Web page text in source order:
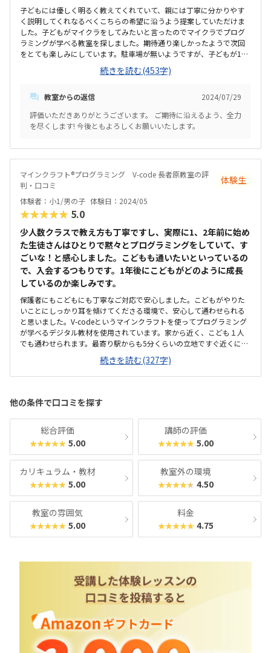
子どもには優しく明るく教えてくれていて、親には丁寧に分かりやす
く説明してくれなるべくこちらの希望に沿うよう提案していただけま
した。子どもがマイクラをしてみたいと言ったのでマイクラでプログ
ラミングが学べる教室を探しました。期待通り楽しかったようで次回
をとても楽しみにしています。駐車場が無いようですが、子どもが1人
で通える距離なのでうちはそんなに困ることはないと思います。まわ
りの子たちも静かに勉強していて集中できる環境だと思いました。内
習い事としては高いかなと思いますが、プログラミング教室としては
たマイクラができて大満足でした。また先生も優しく丁寧に教えてく
れる先生と、アイテムを出す？手伝いをしてくれたおもしろい先生が
しても希望に沿った価格と日数を提案して頂けて、たまたま近くに良
い教室があって良かったと思いました。
続きを読む(453字)
教室からの返信
2024/07/29
評価いただきありがとうございます。 ご期待に沿えるよう、全力
を尽くします! 今後ともよろしくお願いいたします。
マインクラフト®プログラミング V-code 長者原教室の評
判・口コミ
体験生
体験者：小1/男の子 体験日：2024/05
★★★★★ 5.0
少人数クラスで教え方も丁寧ですし、実際に1、2年前に始め
た生徒さんはひとりで黙々とプログラミングをしていて、す
ごいな！と感心しました。こどもも通いたいといっているの
で、入会するつもりです。1年後にこどもがどのように成長
しているのか楽しみです。
保護者にもこどもにも丁寧なご対応で安心しました。こどもがやりた
いことにしっかり耳を傾けてくださる環境で、安心して通わせられる
と思いました。V-codeというマインクラフトを使ってプログラミング
が学べるデジタル教材を使用されています。家から近く、こども１人
でも通わせられます。最寄り駅からも5分くらいの立地ですぐ近くに交
番もありますし、人通りも多いので安心です。綺麗に片付けられてい
るお教室でした。空調も快適で、こどもが学ぶ環境として何も問題な
いと思います。妥当な値段だと思います。初級、中級、上級と難易度は
じました。こどもが体験後にまだやりたい！通いたい！と言ってくれ
たことが嬉しかったです。
続きを読む(327字)
他の条件で口コミを探す
総合評価
★★★★★ 5.00
講師の評価
★★★★★ 5.00
カリキュラム・教材
★★★★★ 5.00
教室外の環境
★★★★★ 4.50
教室の雰囲気
★★★★★ 5.00
料金
★★★★★ 4.75